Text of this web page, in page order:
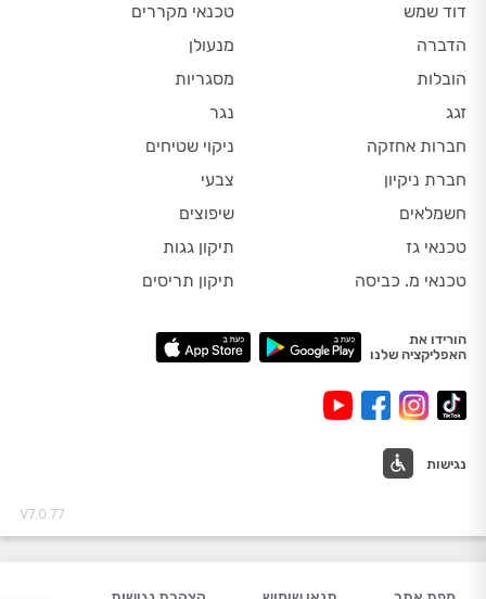
דוד שמש
הדברה
הובלות
זגג
חברות אחזקה
חברת ניקיון
חשמלאים
טכנאי גז
טכנאי מ. כביסה
טכנאי מקררים
מנעולן
מסגריות
נגר
ניקוי שטיחים
צבעי
שיפוצים
תיקון גגות
תיקון תריסים
הורידו את
האפליקציה שלנו
נגישות
V7.0.77